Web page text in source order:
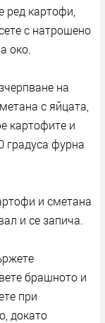
ред картофи,
с натрошено
око.
на
с яйцата,
картофите и
градуса фурна
и сметана
и се запича.
брашното и
при
докато